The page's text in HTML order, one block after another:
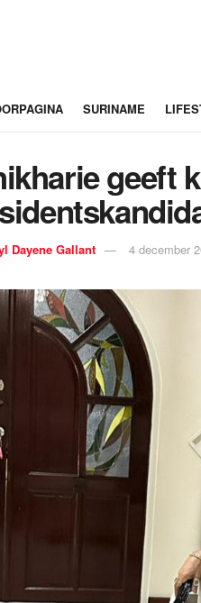
SURINAME
geeft
Dayene Gallant 4 december